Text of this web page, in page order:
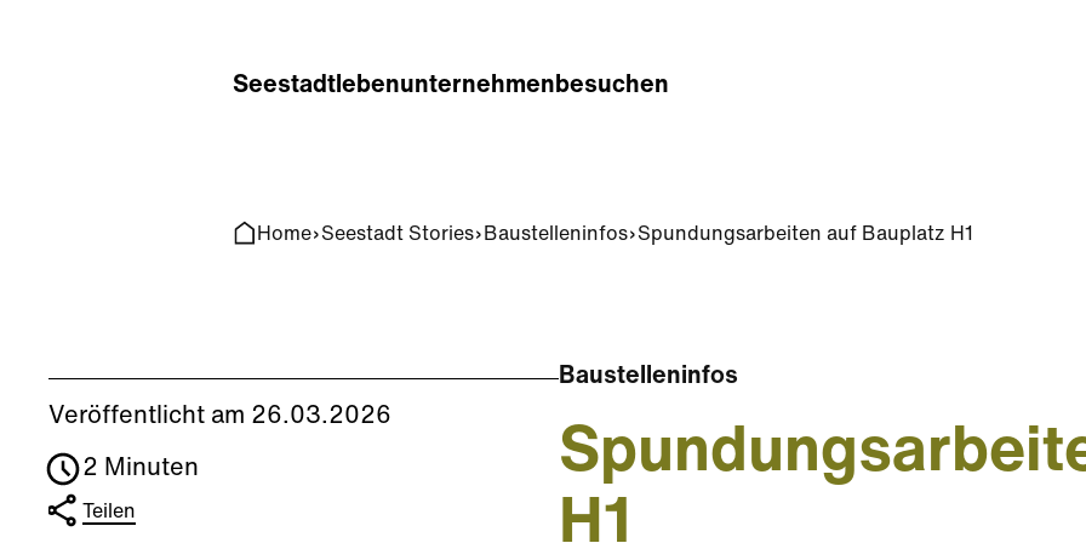
Seestadtlebenunternehmenbesuchen
Home Seestadt Stories Baustelleninfos Spundungsarbeiten auf Bauplatz H1
Veröffentlicht am 26.03.2026
2 Minuten
Teilen
Baustelleninfos
H1